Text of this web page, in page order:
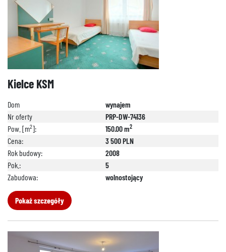
Kielce KSM
Dom
wynajem
Nr oferty
PRP-DW-74136
Pow. [m2]: 150.00 m2
Cena:
3 500 PLN
Rok budowy:
2008
Pok.:
5
Zabudowa:
wolnostojący
Pokaż szczegóły
888 889 661